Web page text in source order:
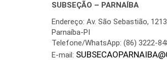
SUBSEÇÃO – PARNAÍBA
Endereço: Av. São Sebastião,
Parnaíba-PI
Telefone/WhatsApp: (86) 3222-
E-mail: